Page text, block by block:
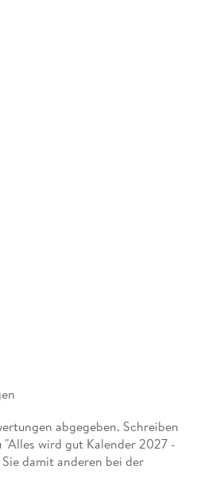
abgegeben. Schreiben
"Alles wird gut Kalender 2027 -
damit anderen bei der